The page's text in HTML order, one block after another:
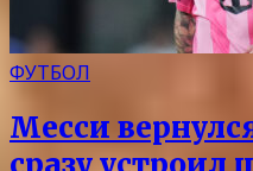
ФУТБОЛ
Месси